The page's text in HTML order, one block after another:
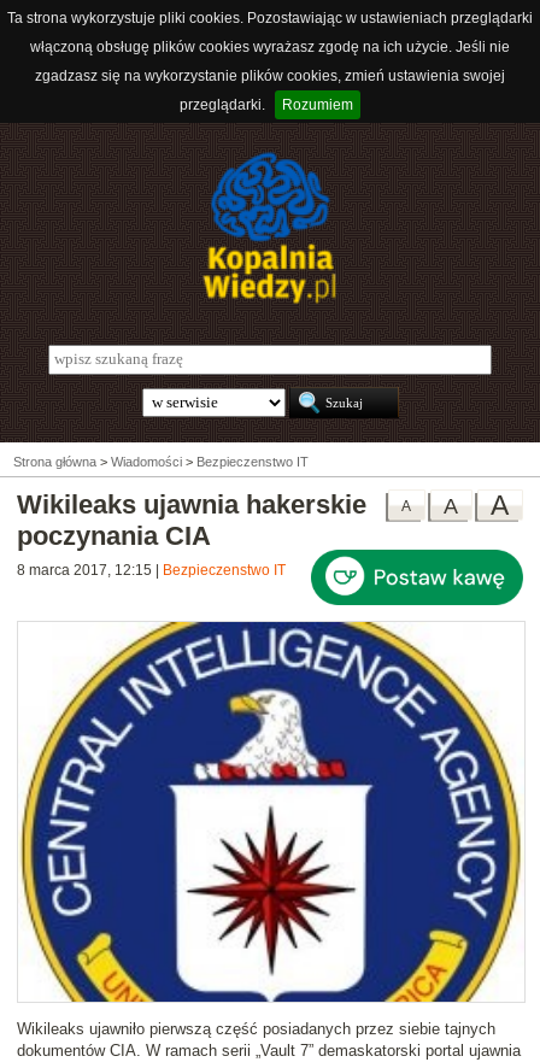
Ta strona wykorzystuje pliki cookies. Pozostawiając w ustawieniach przeglądarki
włączoną obsługę plików cookies wyrażasz zgodę na ich użycie. Jeśli nie
zgadzasz się na wykorzystanie plików cookies, zmień ustawienia swojej
przeglądarki.
Rozumiem
Strona główna > Wiadomości > Bezpieczenstwo IT
A
A
A
Wikileaks ujawnia hakerskie
poczynania CIA
8 marca 2017, 12:15 Bezpieczenstwo IT
Wikileaks ujawniło pierwszą część posiadanych przez siebie tajnych
dokumentów CIA. W ramach serii „Vault 7” demaskatorski portal ujawnia